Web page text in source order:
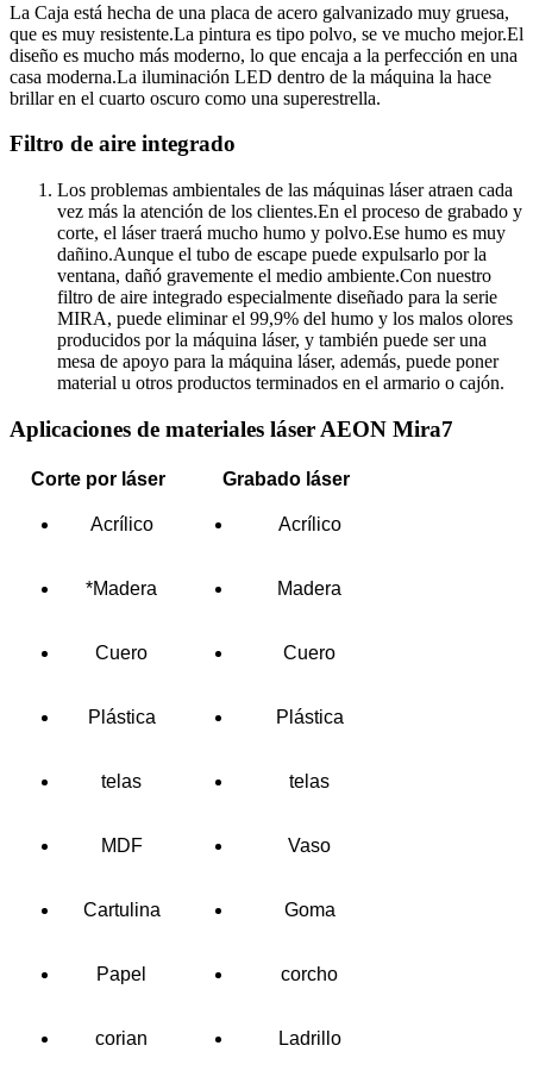
La Caja está hecha de una placa de acero galvanizado muy gruesa,
que es muy resistente.La pintura es tipo polvo, se ve mucho mejor.El
diseño es mucho más moderno, lo que encaja a la perfección en una
casa moderna.La iluminación LED dentro de la máquina la hace
brillar en el cuarto oscuro como una superestrella.
Filtro de aire integrado
Los problemas ambientales de las máquinas láser atraen cada
vez más la atención de los clientes.En el proceso de grabado y
corte, el láser traerá mucho humo y polvo.Ese humo es muy
dañino.Aunque el tubo de escape puede expulsarlo por la
ventana, dañó gravemente el medio ambiente.Con nuestro
filtro de aire integrado especialmente diseñado para la serie
MIRA, puede eliminar el 99,9% del humo y los malos olores
producidos por la máquina láser, y también puede ser una
mesa de apoyo para la máquina láser, además, puede poner
material u otros productos terminados en el armario o cajón.
Aplicaciones de materiales láser AEON Mira7
Corte por láser Grabado láser
Acrílico Acrílico
*Madera Madera
Cuero Cuero
Plástica Plástica
telas telas
MDF Vaso
Cartulina Goma
Papel corcho
corian Ladrillo